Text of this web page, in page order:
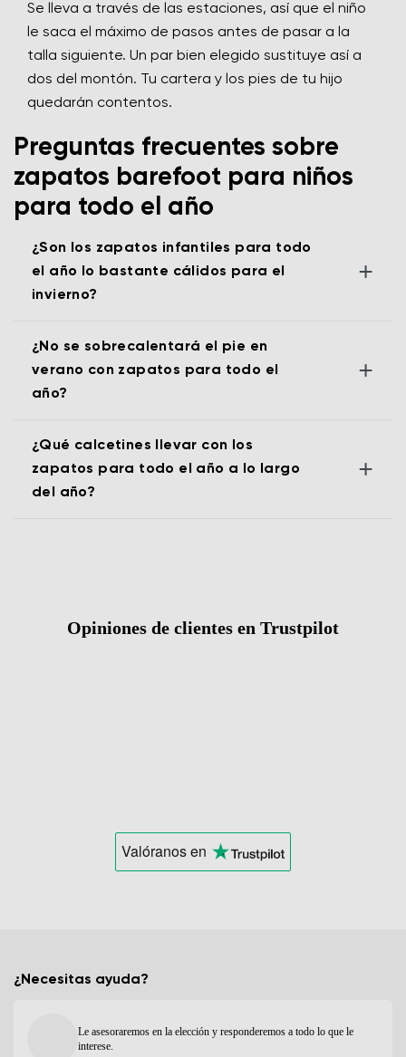
Se lleva a través de las estaciones, así que el niño
le saca el máximo de pasos antes de pasar a la
talla siguiente. Un par bien elegido sustituye así a
dos del montón. Tu cartera y los pies de tu hijo
quedarán contentos.
Preguntas frecuentes sobre
zapatos barefoot para niños
para todo el año
¿Son los zapatos infantiles para todo
el año lo bastante cálidos para el
invierno?
+
¿No se sobrecalentará el pie en
verano con zapatos para todo el
año?
+
¿Qué calcetines llevar con los
zapatos para todo el año a lo largo
del año?
+
Opiniones de clientes en Trustpilot
Valóranosen
¿Necesitas ayuda?
Le asesoraremos en la elección y responderemos a todo lo que le
interese.